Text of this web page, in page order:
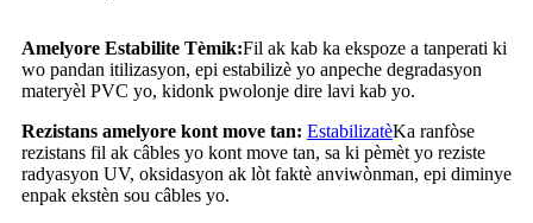
Amelyore Estabilite Tèmik:Fil ak kab ka ekspoze a tanperati ki
wo pandan itilizasyon, epi estabilizè yo anpeche degradasyon
materyèl PVC yo, kidonk pwolonje dire lavi kab yo.
Rezistans amelyore kont move tan: EstabilizatèKa ranfòse
rezistans fil ak câbles yo kont move tan, sa ki pèmèt yo reziste
radyasyon UV, oksidasyon ak lòt faktè anviwònman, epi diminye
enpak ekstèn sou câbles yo.